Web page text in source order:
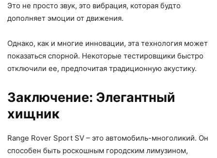
Это не просто звук, это вибрация, которая будто
дополняет эмоции от движения.
Однако, как и многие инновации, эта технология может
показаться спорной. Некоторые тестировщики быстро
отключили ее, предпочитая традиционную акустику.
Заключение: Элегантный
хищник
Range Rover Sport SV – это автомобиль-многоликий. Он
способен быть роскошным городским лимузином,